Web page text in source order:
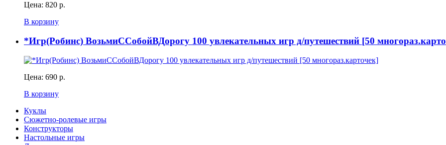
Цена: 820 р.
В корзину
*Игр(Робинс) ВозьмиССобойВДорогу 100 увлекательных игр д/путешествий [50
Цена: 690 р.
В корзину
Куклы
Сюжетно-ролевые игры
Конструкторы
Настольные игры